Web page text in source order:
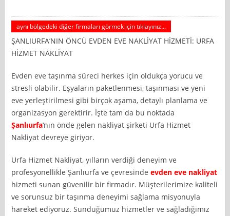
aynı bölgedeki diğer firmaları görmek için tıklayınız...
ŞANLIURFA’NIN ÖNCÜ EVDEN EVE NAKLİYAT HİZMETİ: URFA
HİZMET NAKLİYAT
Evden eve taşınma süreci herkes için oldukça yorucu ve
stresli olabilir. Eşyaların paketlenmesi, taşınması ve yeni
eve yerleştirilmesi gibi birçok aşama, detaylı planlama ve
organizasyon gerektirir. İşte tam da bu noktada
Şanlıurfa‘nın önde gelen nakliyat şirketi Urfa Hizmet
Nakliyat devreye giriyor.
Urfa Hizmet Nakliyat, yılların verdiği deneyim ve
profesyonellikle Şanlıurfa ve çevresindeevden eve nakliyat
hizmeti sunan güvenilir bir firmadır. Müşterilerimize kaliteli
ve sorunsuz bir taşınma deneyimi sağlama misyonuyla
hareket ediyoruz. Sunduğumuz hizmetler ve sağladığımız